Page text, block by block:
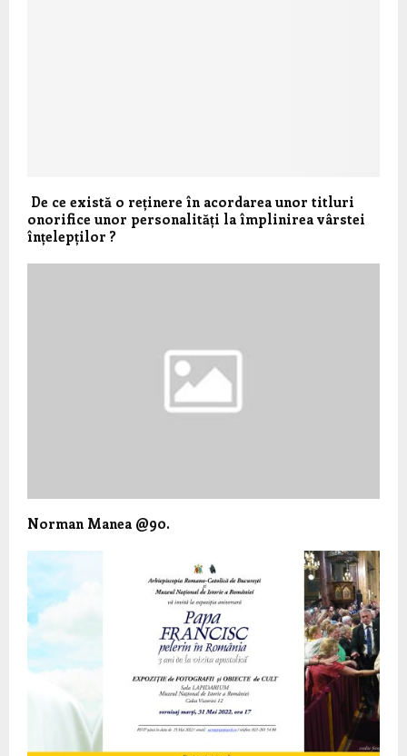
De ce există o reținere în acordarea unor titluri
onorifice unor personalități la împlinirea vârstei
înțelepților ?
Norman Manea @90.